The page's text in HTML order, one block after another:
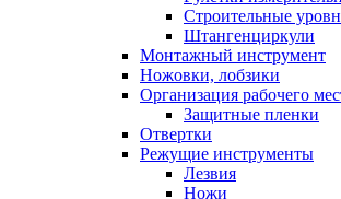
Строительные
Штангенциркули
Монтажный инструмент
Ножовки, лобзики
Организация рабочего
Защитные пленки
Отвертки
Режущие инструменты
Лезвия
Ножи